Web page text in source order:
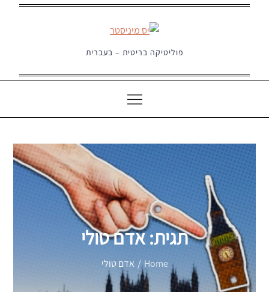
פוליטיקה בריטית – בעברית
תגית:אדם טולי
Home אדם טולי